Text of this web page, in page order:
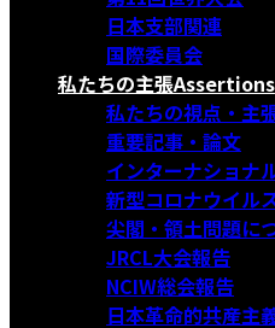
日本支部関連
国際委員会
私たちの主張Assertions
私たちの視点・主
重要記事・論文
インターナショナ
新型コロナウイル
尖閣・領土問題に
JRCL大会報告
NCIW総会報告
日本革命的共産主